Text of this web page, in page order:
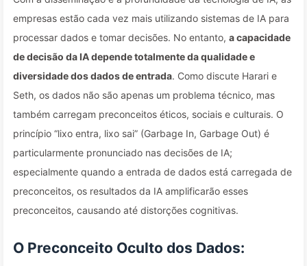
empresas estão cada vez mais utilizando sistemas de IA para
processar dados e tomar decisões. No entanto, a capacidade
de decisão da IA depende totalmente da qualidade e
diversidade dos dados de entrada. Como discute Harari e
Seth, os dados não são apenas um problema técnico, mas
também carregam preconceitos éticos, sociais e culturais. O
princípio “lixo entra, lixo sai” (Garbage In, Garbage Out) é
particularmente pronunciado nas decisões de IA;
especialmente quando a entrada de dados está carregada de
preconceitos, os resultados da IA amplificarão esses
preconceitos, causando até distorções cognitivas.
O Preconceito Oculto dos Dados: